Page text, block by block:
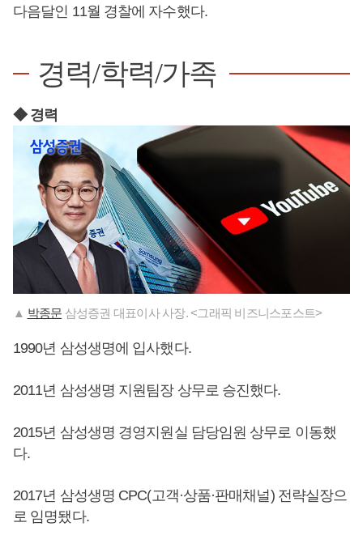
다음달인 11월 경찰에 자수했다.
경력/학력/가족
◆ 경력
▲ 박종문 삼성증권 대표이사 사장. <그래픽 비즈니스포스트>
1990년 삼성생명에 입사했다.
2011년 삼성생명 지원팀장 상무로 승진했다.
2015년 삼성생명 경영지원실 담당임원 상무로 이동했
다.
2017년 삼성생명 CPC(고객·상품·판매채널) 전략실장으
로 임명됐다.